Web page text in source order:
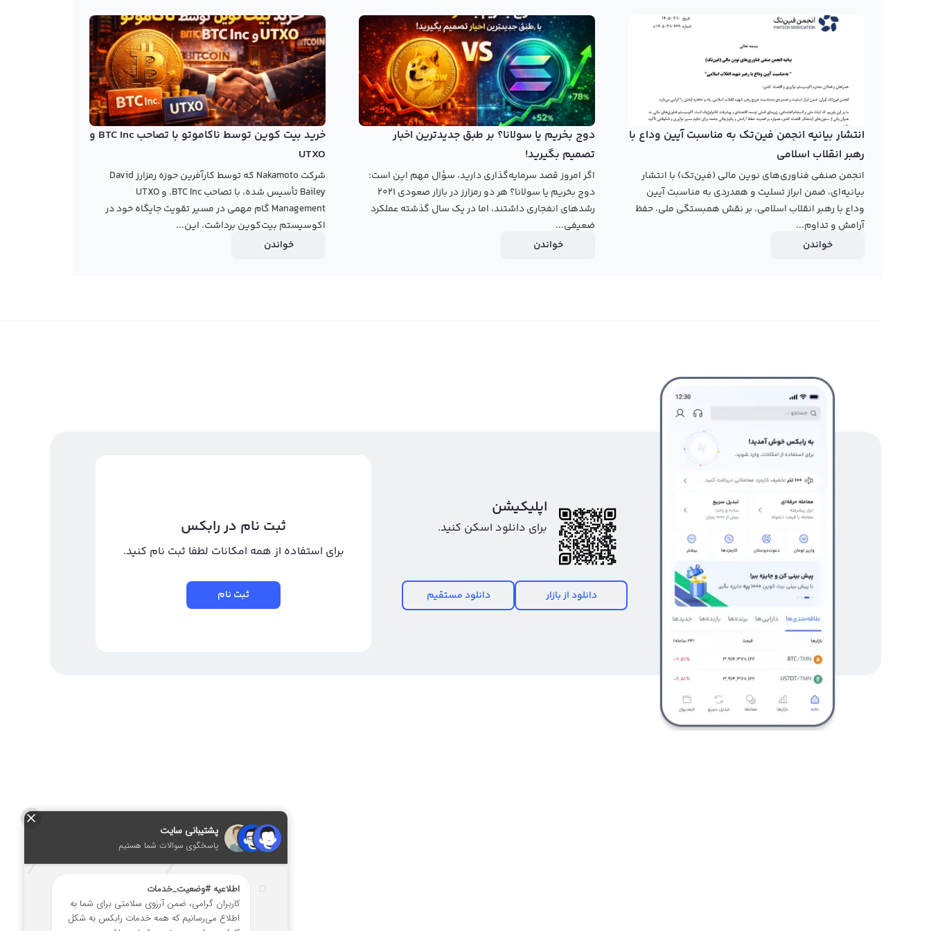
در حال حاضر، هیچکدام از صرافی‌های ایرانی نمودار نروس نتورک را از ابتدای فعالیت‌شان به کاربران خود ارائه نمی‌دهند. با این
حال، در سال‌های اخیر، با افزایش فعالیت صرافی‌های ارز دیجیتال در ایران، ارائه نمودار نروس نتورک برای کاربران ممکن است به
مراتب گسترده‌تر شود. برای مشاهده نمودار قیمت نروس نتورک به تومان و دلار در سال‌های اخیر، می‌توانید به وبسایت صرافی
مورد نظر خود مراجعه نمایید. در این صفحه، رابکس نیز نمودار قیمت نروس نتورک به تومان و دلار را برای کاربران خود ارائه
می‌دهد.
رابکس از خرید و فروش بیش از ۱۰۰۰ ارز دیجیتال پشتیبانی می‌کند. برای معامله رمز نروس نتورک، به صفحه
خرید نروس نتورک
بروید.
انتشار بیانیه انجمن فین‌تک به مناسبت آیین وداع با
رهبر انقلاب اسلامی
انجمن صنفی فناوری‌های نوین مالی (فین‌تک) با انتشار
بیانیه‌ای، ضمن ابراز تسلیت و همدردی به مناسبت آیین
وداع با رهبر انقلاب اسلامی، بر نقش همبستگی ملی، حفظ
آرامش و تداوم...
خواندن
دوج بخریم یا سولانا؟ بر طبق جدیدترین اخبار
تصمیم بگیرید!
اگر امروز قصد سرمایه‌گذاری دارید، سؤال مهم این است:
دوج بخریم یا سولانا؟ هر دو رمزارز در بازار صعودی ۲۰۲۱
رشدهای انفجاری داشتند، اما در یک سال گذشته عملکرد
ضعیفی...
خواندن
خرید بیت کوین توسط ناکاموتو با تصاحب BTC Inc و
UTXO
شرکت Nakamoto که توسط کارآفرین حوزه رمزارز David
Bailey تأسیس شده، با تصاحب BTC Inc. و UTXO
Management گام مهمی در مسیر تقویت جایگاه خود در
اکوسیستم بیت‌کوین برداشت. این...
خواندن
اپلیکیشن
برای دانلود اسکن کنید.
دانلود از بازار دانلود مستقیم
ثبت نام در رابکس
برای استفاده از همه امکانات لطفا ثبت نام کنید.
ثبت نام